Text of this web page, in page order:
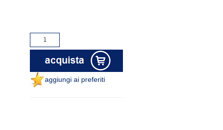
aggiungi ai preferiti